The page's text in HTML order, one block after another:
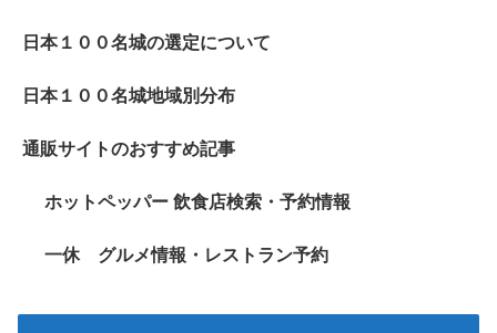
日本１００名城の選定について
日本１００名城地域別分布
通販サイトのおすすめ記事
ホットペッパー 飲食店検索・予約情報
一休 グルメ情報・レストラン予約